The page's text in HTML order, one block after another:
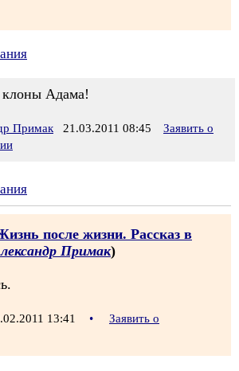
Адама!
Примак 21.03.2011 08:45
Заявить о
после жизни. Рассказ в
Примак)
13:41 •
Заявить о